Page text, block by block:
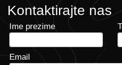
Kontaktirajte nas
Ime prezime
Email